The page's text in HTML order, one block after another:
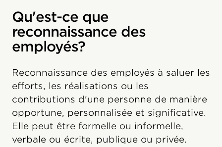
Qu'est-ce que
reconnaissance des
employés?
Reconnaissance des employés à saluer les
efforts, les réalisations ou les
contributions d'une personne de manière
opportune, personnalisée et significative.
Elle peut être formelle ou informelle,
verbale ou écrite, publique ou privée.